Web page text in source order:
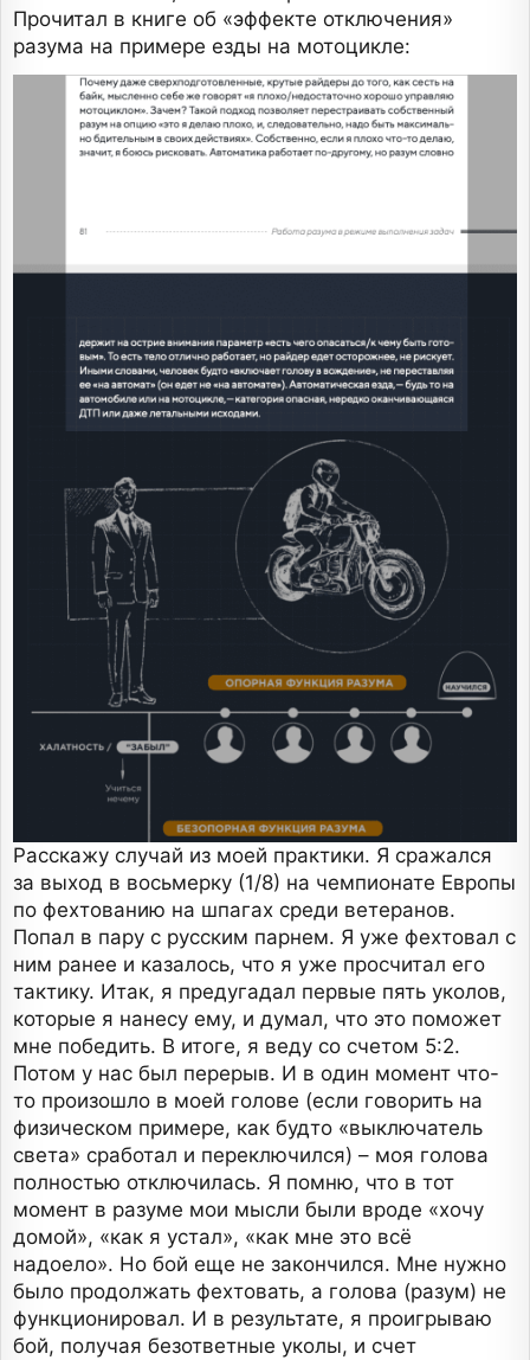
Прочитал в книге об «эффекте отключения»
разума на примере езды на мотоцикле:
Расскажу случай из моей практики. Я сражался
за выход в восьмерку (1/8) на чемпионате Европы
по фехтованию на шпагах среди ветеранов.
Попал в пару с русским парнем. Я уже фехтовал с
ним ранее и казалось, что я уже просчитал его
тактику. Итак, я предугадал первые пять уколов,
которые я нанесу ему, и думал, что это поможет
мне победить. В итоге, я веду со счетом 5:2.
Потом у нас был перерыв. И в один момент что-
то произошло в моей голове (если говорить на
физическом примере, как будто «выключатель
света» сработал и переключился) – моя голова
полностью отключилась. Я помню, что в тот
момент в разуме мои мысли были вроде «хочу
домой», «как я устал», «как мне это всё
надоело». Но бой еще не закончился. Мне нужно
было продолжать фехтовать, а голова (разум) не
функционировал. И в результате, я проигрываю
бой, получая безответные уколы, и счет